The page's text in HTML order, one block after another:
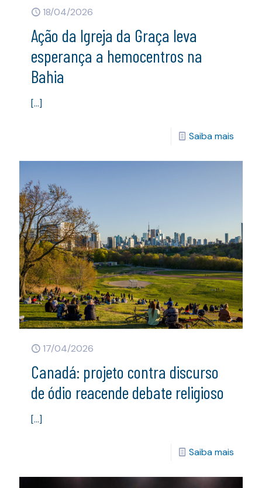
18/04/2026
Ação da Igreja da Graça leva
esperança a hemocentros na
Bahia
[…]
Saiba mais
17/04/2026
Canadá: projeto contra discurso
de ódio reacende debate religioso
[…]
Saiba mais